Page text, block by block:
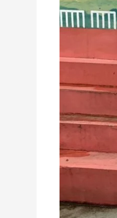
dengan
Perlombaan
dan
Dokumentasi